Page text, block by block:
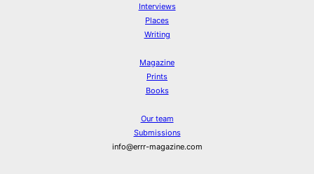
Interviews
Places
Writing
Magazine
Prints
Books
Our team
Submissions
info@errr-magazine.com